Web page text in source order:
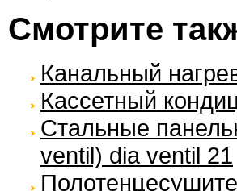
Смотрите
Канальный
Кассетный
Стальные
ventil) dia ventil 21